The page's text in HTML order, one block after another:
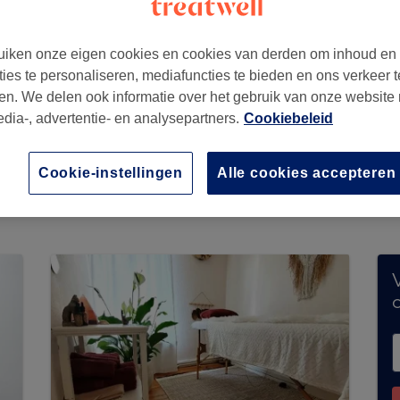
momenteel geen boekingen via Treatwell.
jouw buurt te ontdekken. Je vindt er tal van
onze eigen cookies en cookies van derden om inhoud en
te personaliseren, mediafuncties te bieden en ons verkeer
We delen ook informatie over het gebruik van onze website
, advertentie- en analysepartners. Cookiebeleid
Alle cookies accepteren
Cookie-instellingen